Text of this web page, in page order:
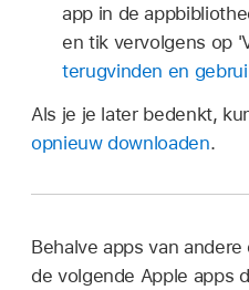
app in de
en tik vervolgens op
terugvinden en
Als je je later bedenkt,
opnieuw downloaden.
Behalve apps van
de volgende Apple apps